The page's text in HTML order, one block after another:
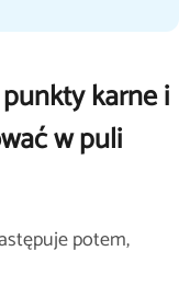
karne i
w puli
potem,